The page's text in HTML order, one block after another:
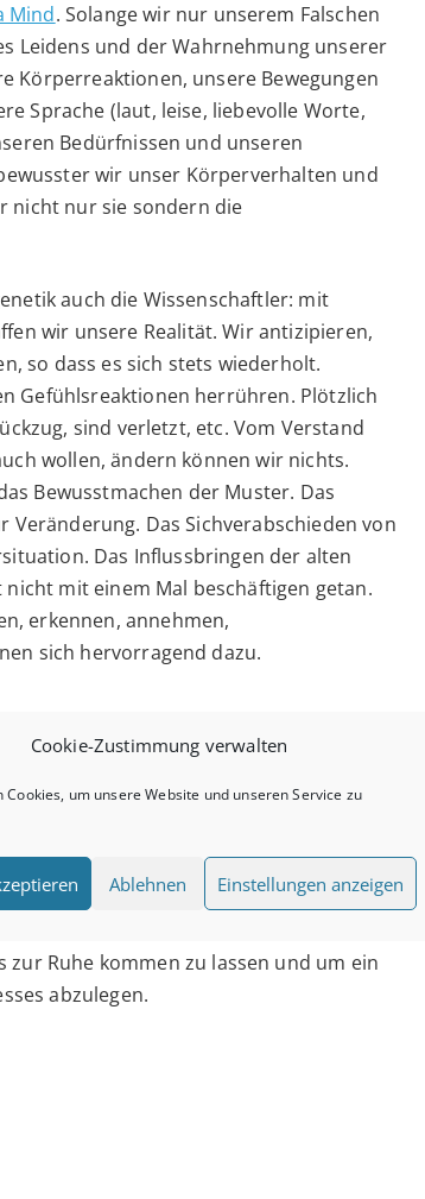
Cookie-Zustimmung verwalten
Cookies, um unsere Website und unseren Service zu
Ablehnen Einstellungen anzeigen
Mind. Solange wir nur unserem Falschen
Leidens und der Wahrnehmung unserer
Körperreaktionen, unsere Bewegungen
Sprache (laut, leise, liebevolle Worte,
Bedürfnissen und unseren
wir unser Körperverhalten und
nicht nur sie sondern die
auch die Wissenschaftler: mit
wir unsere Realität. Wir antizipieren,
so dass es sich stets wiederholt.
Gefühlsreaktionen herrühren. Plötzlich
sind verletzt, etc. Vom Verstand
wollen, ändern können wir nichts.
Bewusstmachen der Muster. Das
Das Sichverabschieden von
Das Influssbringen der alten
nicht mit einem Mal beschäftigen getan.
erkennen, annehmen,
sich hervorragend dazu.
Verzerrungen ihrer inneren Visionen,
Verzerrungen ihrer Verbindung zum
Vorzimmerdame es zulässt.
unsere Glaubenssätze näher zu
Ruhe kommen zu lassen und um ein
abzulegen.